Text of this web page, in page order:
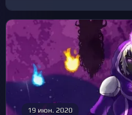
19 июн. 2020